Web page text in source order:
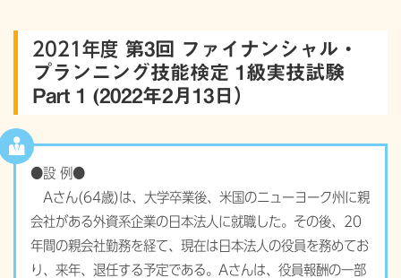
2021年度 第3回 ファイナンシャル・
プランニング技能検定 1級実技試験
Part 1 (2022年2月13日）
●設 例●
Aさん(64歳)は、大学卒業後、米国のニューヨーク州に親
会社がある外資系企業の日本法人に就職した。その後、20
年間の親会社勤務を経て、現在は日本法人の役員を務めてお
り、来年、退任する予定である。Aさんは、役員報酬の一部